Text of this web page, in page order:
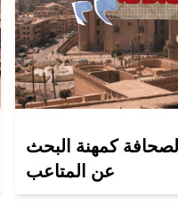
كمهنة البحث
عن المتاعب